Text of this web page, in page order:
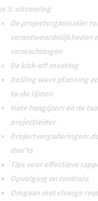
3: uitvoering
De projectorganisatie:
verantwoordelijkheden
verwachtingen
De kick-off meeting
Rolling wave planning
to-do lijsten
Hete hangijzers en de
projectleider
Projectvergaderingen:
don'ts
Tips voor effectieve
Opvolging en controle
Omgaan met change